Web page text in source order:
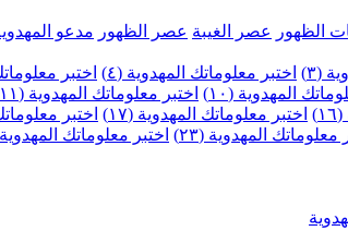
الظهور عصر الغيبة عصر الظهور مدعو
(٣) اختبر معلوماتك المهدوية (٤) اختبر
المهدوية (١٠) اختبر معلوماتك المهدوية (١١)
اختبر معلوماتك المهدوية (١٧) اختبر
معلوماتك المهدوية (٢٣)
اختبر معلوماتك المهدوية